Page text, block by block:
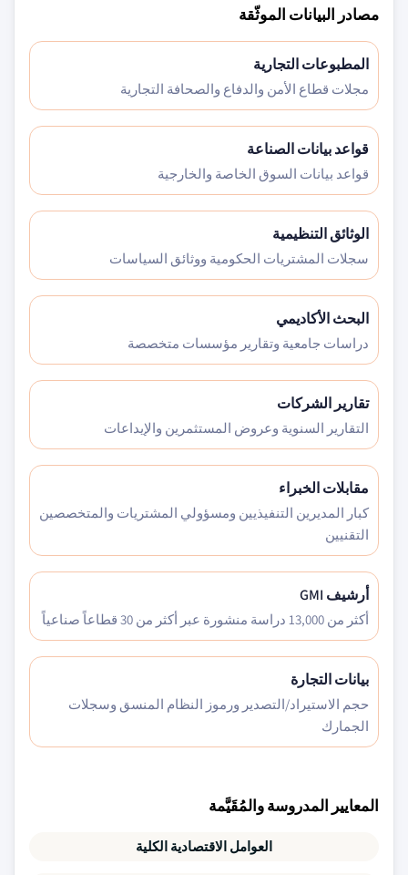
مصادر البيانات الموثّقة
المطبوعات التجارية
مجلات قطاع الأمن والدفاع والصحافة التجارية
قواعد بيانات الصناعة
قواعد بيانات السوق الخاصة والخارجية
الوثائق التنظيمية
سجلات المشتريات الحكومية ووثائق السياسات
البحث الأكاديمي
دراسات جامعية وتقارير مؤسسات متخصصة
تقارير الشركات
التقارير السنوية وعروض المستثمرين والإيداعات
مقابلات الخبراء
كبار المديرين التنفيذيين ومسؤولي المشتريات والمتخصصين
التقنيين
أرشيف GMI
أكثر من 13,000 دراسة منشورة عبر أكثر من 30 قطاعاً صناعياً
بيانات التجارة
حجم الاستيراد/التصدير ورموز النظام المنسق وسجلات
الجمارك
المعايير المدروسة والمُقَيَّمة
العوامل الاقتصادية الكلية